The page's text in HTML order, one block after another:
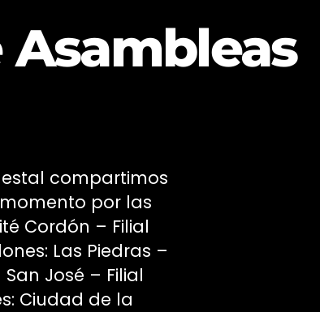
compartimos
por las
Cordón – Filial
Las Piedras –
José – Filial
Ciudad de la